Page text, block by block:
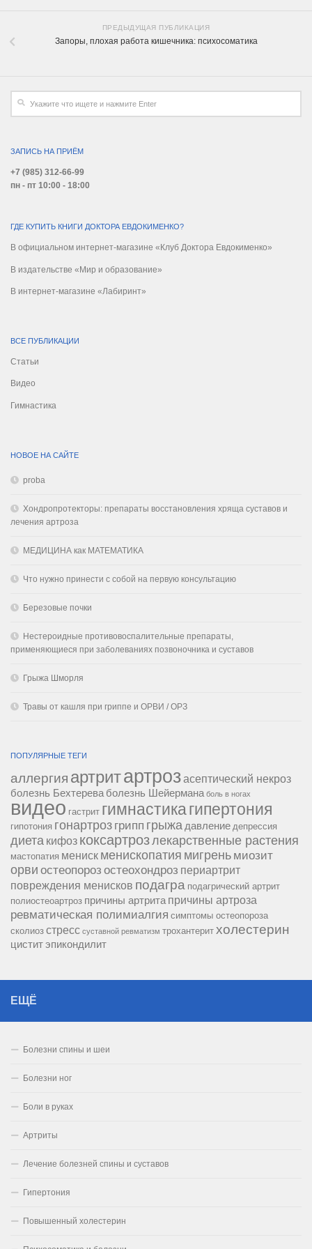
ПРЕДЫДУЩАЯ ПУБЛИКАЦИЯ
Запоры, плохая работа кишечника: психосоматика
ЗАПИСЬ НА ПРИЁМ
+7 (985) 312-66-99
пн - пт 10:00 - 18:00
ГДЕ КУПИТЬ КНИГИ ДОКТОРА ЕВДОКИМЕНКО?
В официальном интернет-магазине «Клуб Доктора Евдокименко»
В издательстве «Мир и образование»
В интернет-магазине «Лабиринт»
ВСЕ ПУБЛИКАЦИИ
Статьи
Видео
Гимнастика
НОВОЕ НА САЙТЕ
proba
Хондропротекторы: препараты восстановления хряща суставов и
лечения артроза
МЕДИЦИНА как МАТЕМАТИКА
Что нужно принести с собой на первую консультацию
Березовые почки
Нестероидные противовоспалительные препараты,
применяющиеся при заболеваниях позвоночника и суставов
Грыжа Шморля
Травы от кашля при гриппе и ОРВИ / ОРЗ
ПОПУЛЯРНЫЕ ТЕГИ
аллергия артритартрозасептический некроз
болезнь Бехтерева болезнь Шейермана боль в ногах
видео гастрит гимнастикагипертония
гипотония гонартроз грипп грыжа давление депрессия
диета кифоз коксартрозлекарственные растения
мастопатия мениск менископатия мигрень миозит
орви остеопороз остеохондроз периартрит
повреждения менисков подагра подагрический артрит
полиостеоартроз причины артрита причины артроза
ревматическая полимиалгия симптомы остеопороза
сколиоз стресс суставной ревматизм трохантерит холестерин
циститэпикондилит
ЕЩЁ
Болезни спины и шеи
Болезни ног
Боли в руках
Артриты
Лечение болезней спины и суставов
Гипертония
Повышенный холестерин